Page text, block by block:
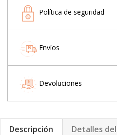
Política de seguridad
Envíos
Devoluciones
Descripción Detalles